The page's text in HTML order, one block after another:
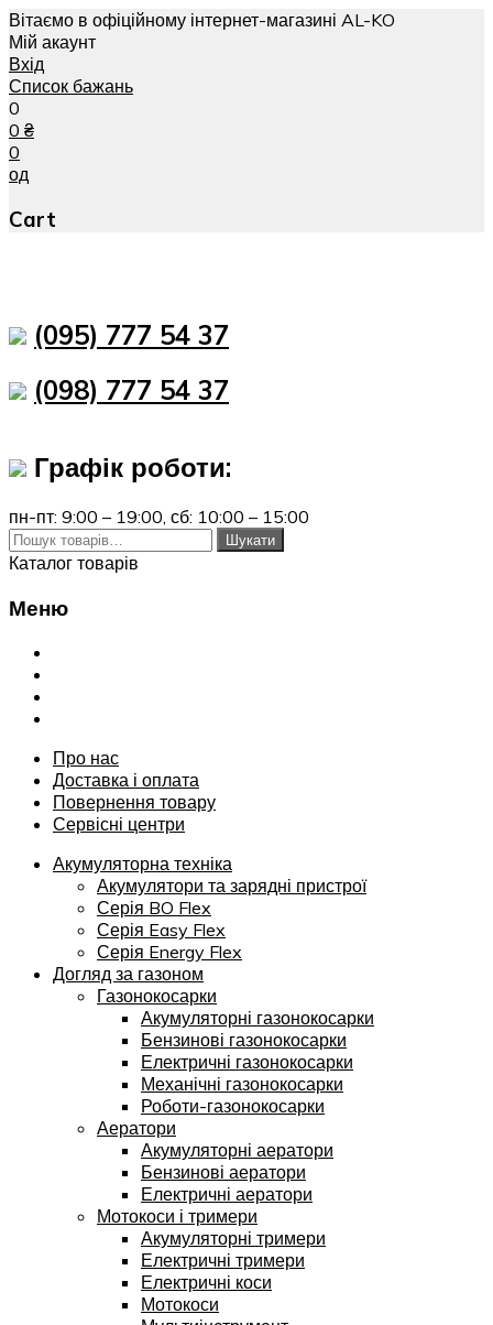
Вітаємо в офіційному інтернет-магазині AL-KO
Мій акаунт
Вхід
Список бажань
0
0 ₴
0
од
Cart
(095) 777 54 37
(098) 777 54 37
Графік роботи:
пн-пт: 9:00 – 19:00, сб: 10:00 – 15:00
Шукати:
Шукати
Каталог товарів
Меню
Переглянути
Про нас
Доставка і оплата
Повернення товару
Сервісні центри
Акумуляторна техніка
Акумулятори та зарядні пристрої
Серія BO Flex
Серія Easy Flex
Серія Energy Flex
Догляд за газоном
Газонокосарки
Акумуляторні газонокосарки
Бензинові газонокосарки
Електричні газонокосарки
Механічні газонокосарки
Роботи-газонокосарки
Аератори
Акумуляторні аератори
Бензинові аератори
Електричні аератори
Мотокоси і тримери
Акумуляторні тримери
Електричні тримери
Електричні коси
Мотокоси